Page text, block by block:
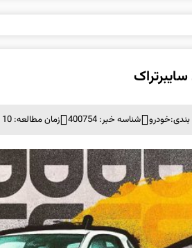
خودرو شناسه خبر: 400754 زمان مطالعه: 10 دقیقه